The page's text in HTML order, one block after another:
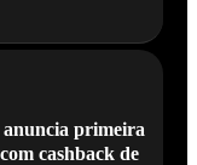
primeira
cashback de